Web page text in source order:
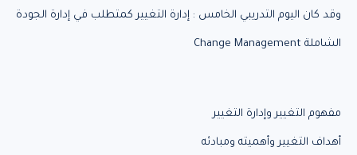
وقد كان اليوم التدريبي الخامس : إدارة التغيير كمتطلب في إدارة الجودة
الشاملة Change Management
مفهوم التغيير وإدارة التغيير
أهداف التغيير وأهميته ومبادئه